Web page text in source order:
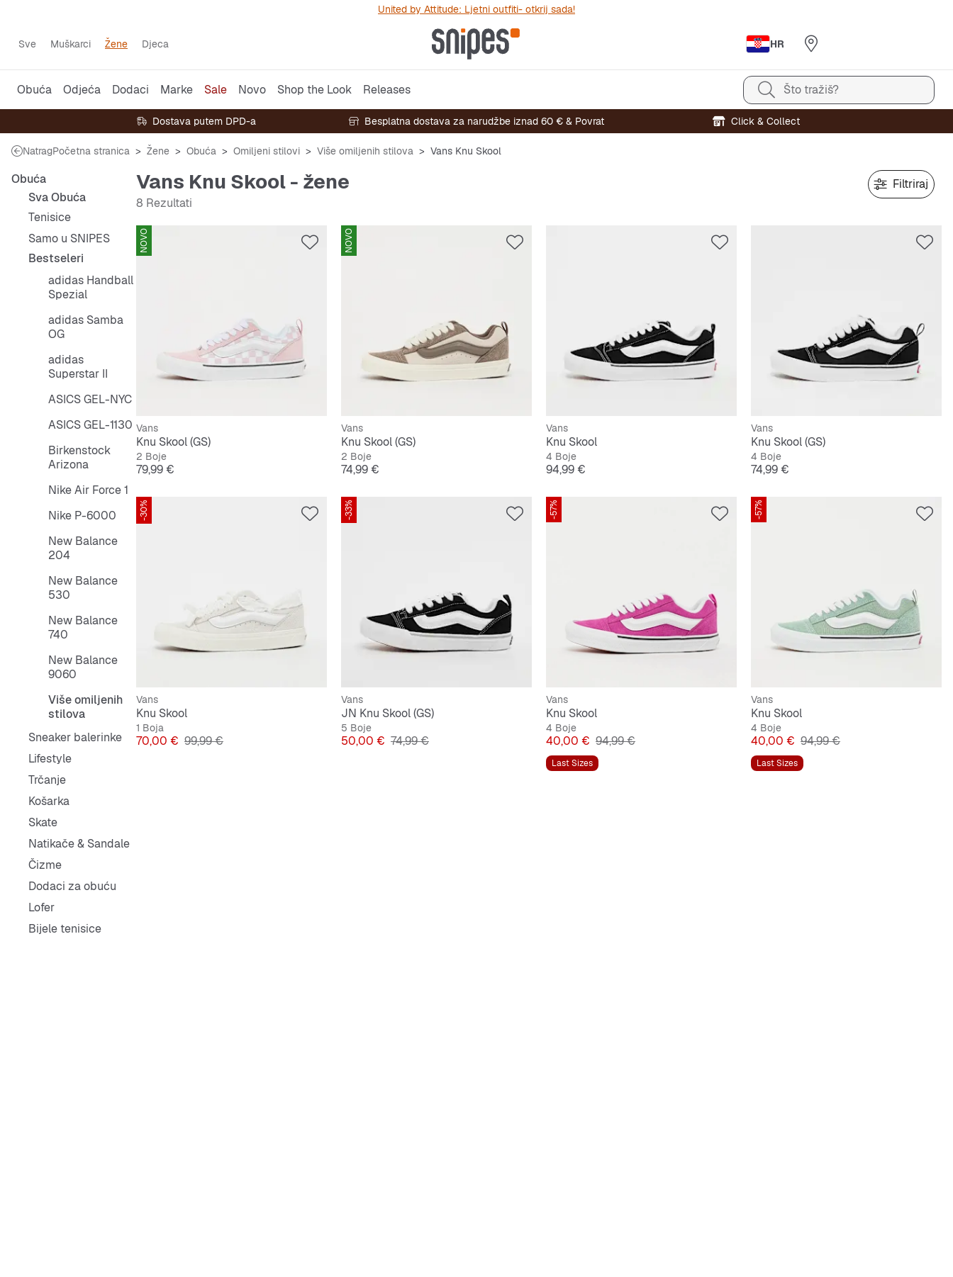
United by Attitude: Ljetni outfiti- otkrij sada!
Sve Muškarci Žene Djeca HR
Obuća Odjeća Dodaci Marke Sale Novo Shop the Look Releases Što tražiš?
Dostava putem DPD-a Besplatna dostava za narudžbe iznad 60 € & Povrat Click & Collect
NatragPočetna stranica Žene Obuća Omiljeni stilovi Više omiljenih stilova Vans Knu Skool
Obuća
Sva Obuća
Tenisice
Samo u SNIPES
Bestseleri
adidas Handball
Spezial
adidas Samba
OG
adidas
Superstar II
ASICS GEL-NYC
ASICS GEL-1130
Birkenstock
Arizona
Nike Air Force 1
Nike P-6000
New Balance
204
New Balance
530
New Balance
740
New Balance
9060
Više omiljenih
stilova
Sneaker balerinke
Lifestyle
Trčanje
Košarka
Skate
Natikače & Sandale
Čizme
Dodaci za obuću
Lofer
Bijele tenisice
Vans Knu Skool - žene
8 Rezultati
Filtriraj
NOVO
Vans
Knu Skool (GS)
2 Boje
Cijena
79,99 €
NOVO
Vans
Knu Skool (GS)
2 Boje
Cijena
74,99 €
Vans
Knu Skool
4 Boje
Cijena
94,99 €
Vans
Knu Skool (GS)
4 Boje
Cijena
74,99 €
-30%
Vans
Knu Skool
1 Boja
Cijena
70,00 € Originalna cijena
99,99 €
-33%
Vans
JN Knu Skool (GS)
5 Boje
Cijena
50,00 € Originalna cijena
74,99 €
-57%
Vans
Knu Skool
4 Boje
Cijena
40,00 € Originalna cijena
94,99 €
Last Sizes
-57%
Vans
Knu Skool
4 Boje
Cijena
40,00 € Originalna cijena
94,99 €
Last Sizes